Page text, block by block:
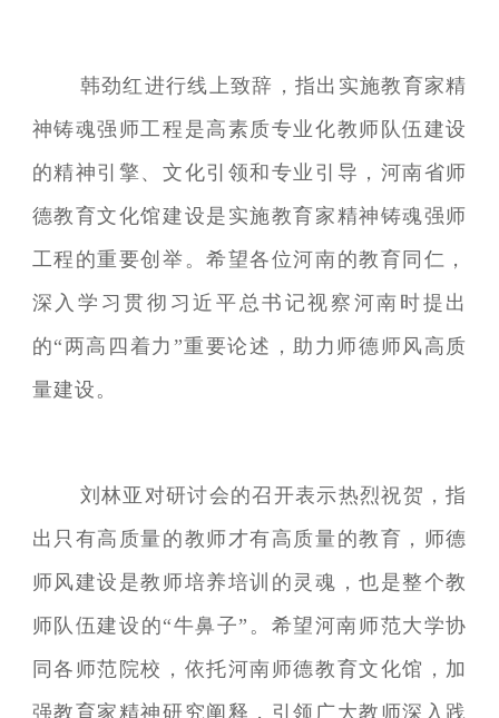
韩劲红进行线上致辞，指出实施教育家精
神铸魂强师工程是高素质专业化教师队伍建设
的精神引擎、文化引领和专业引导，河南省师
德教育文化馆建设是实施教育家精神铸魂强师
工程的重要创举。希望各位河南的教育同仁，
深入学习贯彻习近平总书记视察河南时提出
的“两高四着力”重要论述，助力师德师风高质
量建设。
刘林亚对研讨会的召开表示热烈祝贺，指
出只有高质量的教师才有高质量的教育，师德
师风建设是教师培养培训的灵魂，也是整个教
师队伍建设的“牛鼻子”。希望河南师范大学协
同各师范院校，依托河南师德教育文化馆，加
强教育家精神研究阐释，引领广大教师深入践